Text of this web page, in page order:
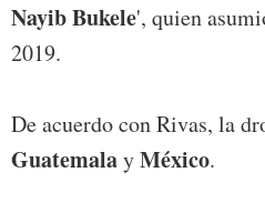
Nayib Bukele', quien
2019.
De acuerdo con Rivas, la
GuatemalayMéxico.